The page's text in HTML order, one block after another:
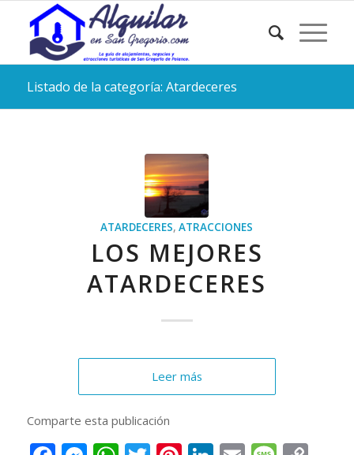
Listado de la categoría: Atardeceres
ATARDECERES,ATRACCIONES
LOS MEJORES
ATARDECERES
Leer más
Comparte esta publicación